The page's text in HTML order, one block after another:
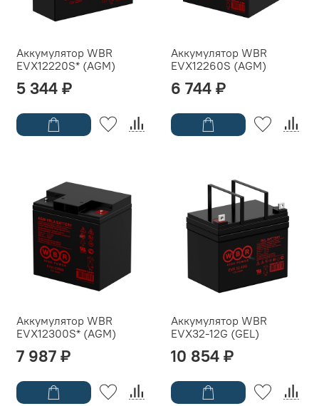
Аккумулятор WBR
EVX12220S* (AGM)
5 344 ₽
Аккумулятор WBR
EVX12260S (AGM)
6 744 ₽
Аккумулятор WBR
EVX12300S* (AGM)
7 987 ₽
Аккумулятор WBR
EVX32-12G (GEL)
10 854 ₽